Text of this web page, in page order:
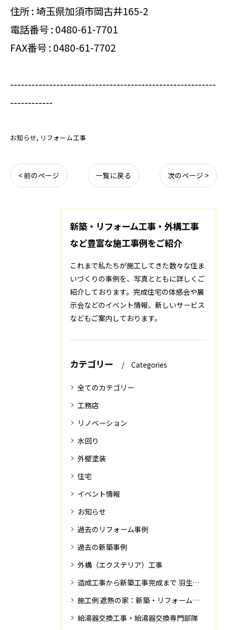
住所 : 埼玉県加須市岡古井165-2
電話番号 : 0480-61-7701
FAX番号 : 0480-61-7702
----------------------------------------------------------
------------
お知らせ リフォーム工事
< 前のページ 一覧に戻る 次のページ >
新築・リフォーム工事・外構工事
など豊富な施工事例をご紹介
これまで私たちが施工してきた数々な住ま
いづくりの事例を、写真とともに詳しくご
紹介しております。完成住宅の体感会や展
示会などのイベント情報、新しいサービス
などもご案内しております。
カテゴリー Categories
全てのカテゴリー
工務店
リノベーション
水回り
外壁塗装
住宅
イベント情報
お知らせ
過去のリフォーム事例
過去の新築事例
外構（エクステリア）工事
造成工事から新築工事完成まで 羽生市Ｓ様邸新築工事・
施工例 遮熱の家：新築・リフォーム ドローンにて空撮
給湯器交換工事・給湯器交換専門部隊